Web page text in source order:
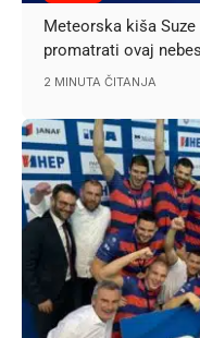
Meteorska kiša
promatrati ovaj
2 MINUTA ČITANJA